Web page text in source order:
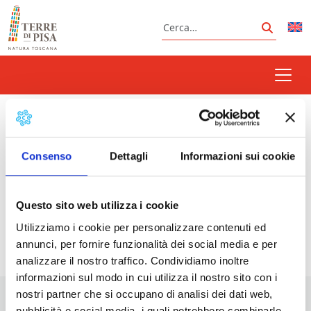
Consenso Dettagli Informazioni sui cookie
Questo sito web utilizza i cookie
Utilizziamo i cookie per personalizzare contenuti ed
annunci, per fornire funzionalità dei social media e per
analizzare il nostro traffico. Condividiamo inoltre
informazioni sul modo in cui utilizza il nostro sito con i
nostri partner che si occupano di analisi dei dati web,
Vai al contenuto
Cerca
Cerca
shopping
Prossimi eventi
<li>Non ci sono eventi con questo tag</li>